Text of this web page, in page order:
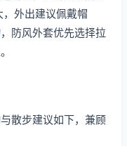
外出建议佩戴帽
防风外套优先选择拉
散步建议如下，兼顾